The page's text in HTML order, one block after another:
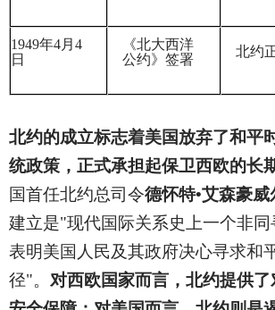
1949年4月4
日
《北大西洋
公约》签署
北约
北约的成立标志着美国放弃了和平
统政策，正式承担起保卫西欧的长
国首任北约总司令德怀特•艾森豪威
建立是"现代国际关系史上一个非同
表明美国人民及其政府决心寻求和
径"。 对西欧国家而言，北约提供